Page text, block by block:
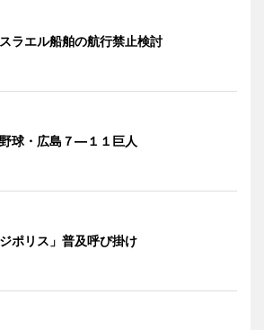
ラエル船舶の航行禁止検討
球・広島７―１１巨人
ジポリス」普及呼び掛け